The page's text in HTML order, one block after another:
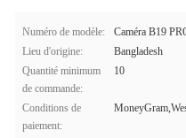
Numéro de modèle:
Caméra B19
Lieu d'origine:
Bangladesh
Quantité minimum
de commande:
10
Conditions de
paiement: